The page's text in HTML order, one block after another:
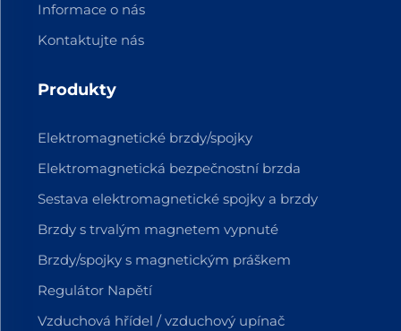
Informace o nás
Kontaktujte nás
Produkty
Elektromagnetické brzdy/spojky
Elektromagnetická bezpečnostní brzda
Sestava elektromagnetické spojky a brzdy
Brzdy s trvalým magnetem vypnuté
Brzdy/spojky s magnetickým práškem
Regulátor Napětí
Vzduchová hřídel / vzduchový upínač